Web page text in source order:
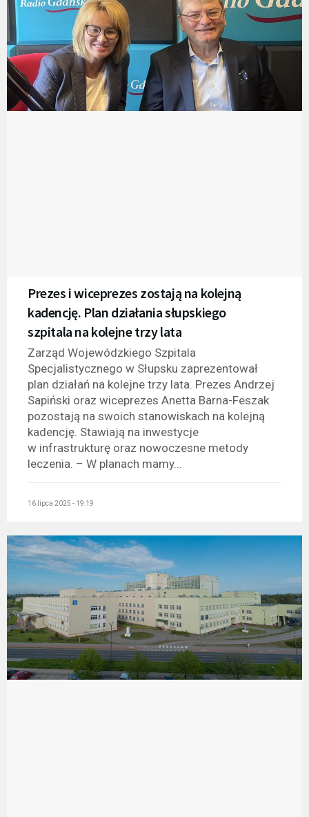
Prezes i wiceprezes zostają na kolejną
kadencję. Plan działania słupskiego
szpitala na kolejne trzy lata
Zarząd Wojewódzkiego Szpitala
Specjalistycznego w Słupsku zaprezentował
plan działań na kolejne trzy lata. Prezes Andrzej
Sapiński oraz wiceprezes Anetta Barna-Feszak
pozostają na swoich stanowiskach na kolejną
kadencję. Stawiają na inwestycje
w infrastrukturę oraz nowoczesne metody
leczenia. – W planach mamy...
16 lipca 2025 - 19:19